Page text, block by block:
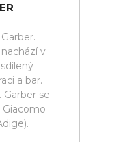
v
a bar.
se
Giacomo